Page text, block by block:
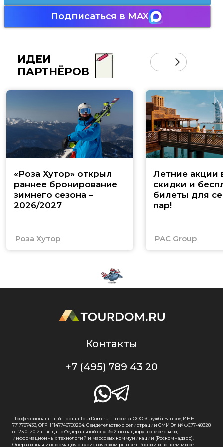
Подписаться в MAX
ИДЕИ
ПАРТНЁРОВ
«Роза Хутор» открыл
раннее бронирование
зимнего сезона –
2026/2027
Роза Хутор
Летние акции
скидки и
билеты для
пар!
PAC Group
Контакты
+7 (495) 789 43 20
Профессиональный портал TourDom.ru — проект ООО «Служба Банко», ИНН
7717787433, ОГРН 1147746708284. Свидетельство о регистрации СМИ Эл № ФС77-48328
от 23.01.2012 г. выдано Федеральной службой по надзору в сфере связи,
информационных технологий и массовых коммуникаций (Роскомнадзор).
Оперативная информация о туристическом рынке в России и во всем мире.